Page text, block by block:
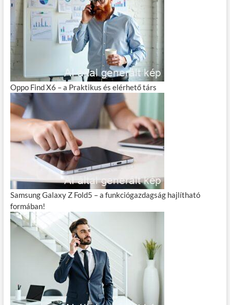
Oppo Find X6 – a Praktikus és elérhető társ
Samsung Galaxy Z Fold5 – a funkciógazdagság hajlítható
formában!